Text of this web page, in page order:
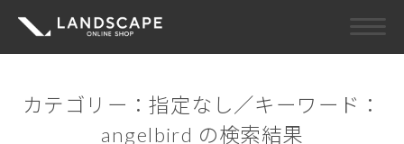
カテゴリー：指定なし／キーワード：
angelbird の検索結果